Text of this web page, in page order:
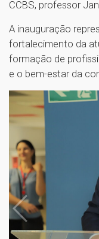
CCBS, professor
A inauguração
fortalecimento da
formação de
e o bem-estar da